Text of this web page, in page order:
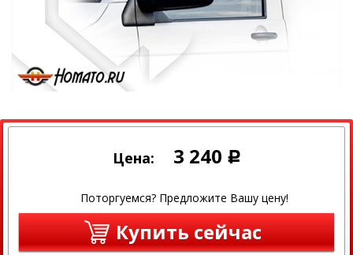
Цена: 3 240 Р
Поторгуемся? Предложите Вашу цену!
Купить сейчас